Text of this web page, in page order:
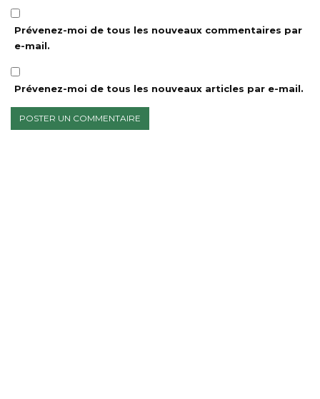
Prévenez-moi de tous les nouveaux commentaires par
e-mail.
Prévenez-moi de tous les nouveaux articles par e-mail.